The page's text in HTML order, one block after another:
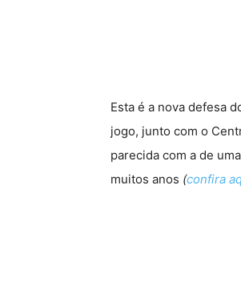
Esta é a nova defesa
jogo, junto com o
parecida com a de
muitos anos (confira